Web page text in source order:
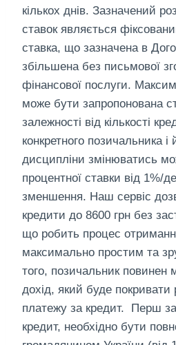
кількох днів. Зазначений
ставок являється
ставка, що зазначена в
збільшена без письмової
фінансової послуги.
може бути запропонована
залежності від кількості
конкретного позичальника і
дисципліни змінюватись
процентної ставки від 1%/
зменшення. Наш сервіс
кредити до 8600 грн без
що робить процес
максимально простим та
того, позичальник повинен
дохід, який буде покривати
платежу за кредит. ‍ Перш
кредит, необхідно бути